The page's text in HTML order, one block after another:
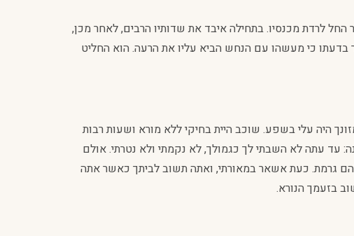
לרדת מכנסיו. בתחילה איבד את שדותיו הרבים, לאחר מכן,
בדעתו כי מעשהו עם הנחש הביא עליו את הרעה. הוא החליט
היה עלי בשפע. שוכב היית בחיקי ללא מורא ושעות רבות
עד עתה לא השבתי לך כגמולך, לא נקמתי ולא נטרתי. אולם
גרמת. כעת אשאר במאורתי, ואתה תשוב לביתך כאשר אתה
בזעמך הנורא.